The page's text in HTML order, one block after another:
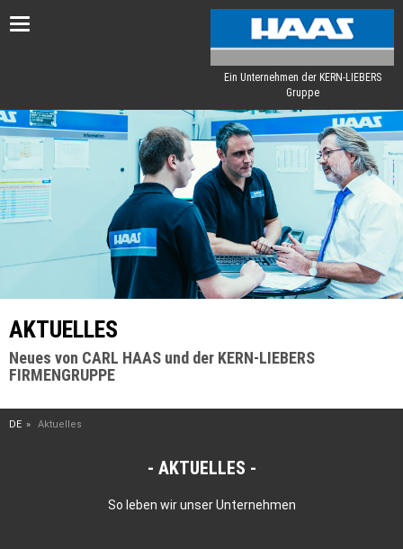
Toggle
Ein Unternehmen der KERN-LIEBERS
Gruppe
AKTUELLES
Neues von CARL HAAS und der KERN-LIEBERS
FIRMENGRUPPE
DE Aktuelles
AKTUELLES
So leben wir unser Unternehmen